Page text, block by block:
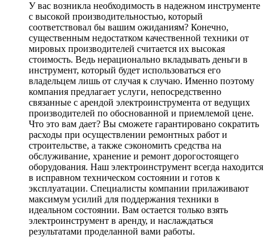
У вас возникла необходимость в надежном инструменте
с высокой производительностью, который
соответствовал бы вашим ожиданиям? Конечно,
существенным недостатком качественной техники от
мировых производителей считается их высокая
стоимость. Ведь нерационально вкладывать деньги в
инструмент, который будет использоваться его
владельцем лишь от случая к случаю. Именно поэтому
компания предлагает услуги, непосредственно
связанные с арендой электроинструмента от ведущих
производителей по обоснованной и приемлемой цене.
Что это вам дает? Вы сможете гарантировано сократить
расходы при осуществлении ремонтных работ и
строительстве, а также сэкономить средства на
обслуживание, хранение и ремонт дорогостоящего
оборудования. Наш электроинструмент всегда находится
в исправном техническом состоянии и готов к
эксплуатации. Специалисты компании прилаживают
максимум усилий для поддержания техники в
идеальном состоянии. Вам остается только взять
электроинструмент в аренду, и наслаждаться
результатами проделанной вами работы.